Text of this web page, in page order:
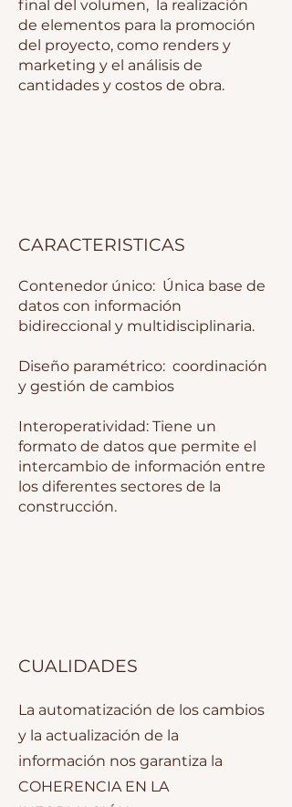
final del volumen, la realización
de elementos para la promoción
del proyecto, como renders y
marketing y el análisis de
cantidades y costos de obra.
CARACTERISTICAS
Contenedor único: Única base de
datos con información
bidireccional y multidisciplinaria.
Diseño paramétrico: coordinación
y gestión de cambios
Interoperatividad: Tiene un
formato de datos que permite el
intercambio de información entre
los diferentes sectores de la
construcción.
CUALIDADES
La automatización de los cambios
y la actualización de la
información nos garantiza la
COHERENCIA EN LA